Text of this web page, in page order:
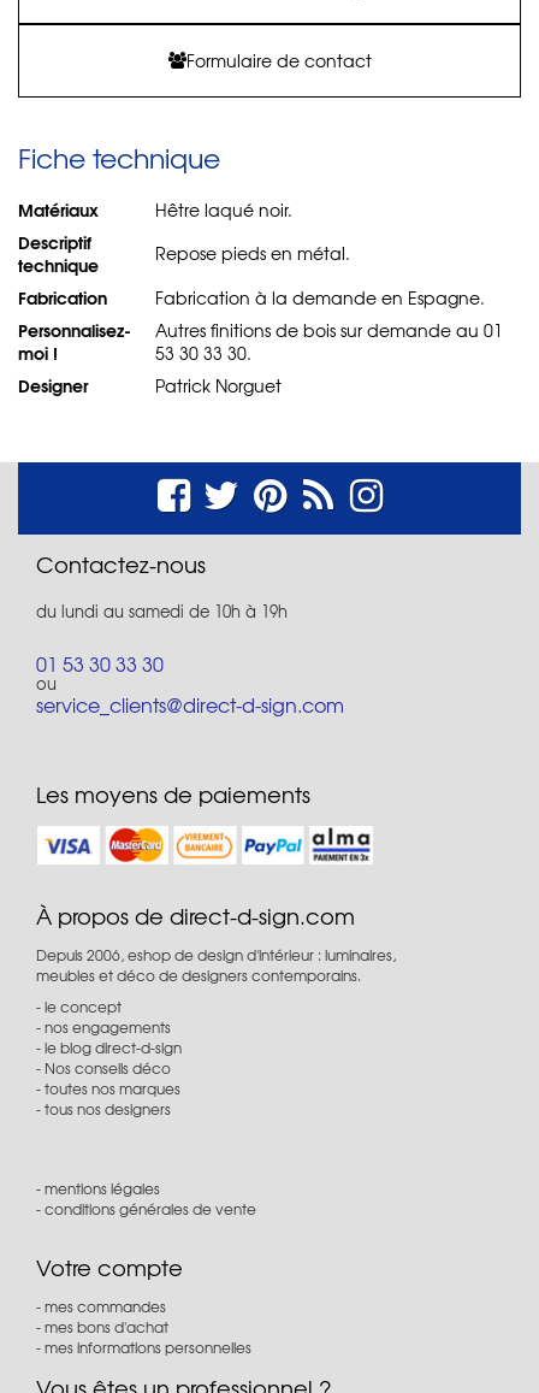
Formulaire de contact
Fiche technique
Matériaux Hêtre laqué noir.
Descriptif
technique
Repose pieds en métal.
Fabrication Fabrication à la demande en Espagne.
Personnalisez-
moi !
Autres finitions de bois sur demande au 01
53 30 33 30.
Designer Patrick Norguet
Contactez-nous
du lundi au samedi de 10h à 19h
01 53 30 33 30
ou
service_clients@direct-d-sign.com
Les moyens de paiements
À propos de direct-d-sign.com
Depuis 2006, eshop de design d'intérieur : luminaires,
meubles et déco de designers contemporains.
le concept
nos engagements
le blog direct-d-sign
Nos conseils déco
toutes nos marques
tous nos designers
mentions légales
conditions générales de vente
Votre compte
mes commandes
mes bons d'achat
mes informations personnelles